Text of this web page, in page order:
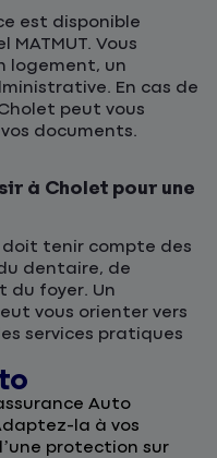
est disponible
Vous
logement, un
En cas de
peut vous
documents.
à Cholet pour une
tenir compte des
dentaire, de
du foyer. Un
vous orienter vers
services pratiques
Auto
la à vos
protection sur